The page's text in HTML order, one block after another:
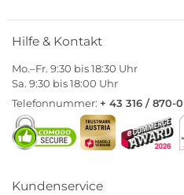
Hilfe & Kontakt
Mo.–Fr. 9:30 bis 18:30 Uhr
Sa. 9:30 bis 18:00 Uhr
Telefonnummer: + 43 316 / 870-0
Kundenservice